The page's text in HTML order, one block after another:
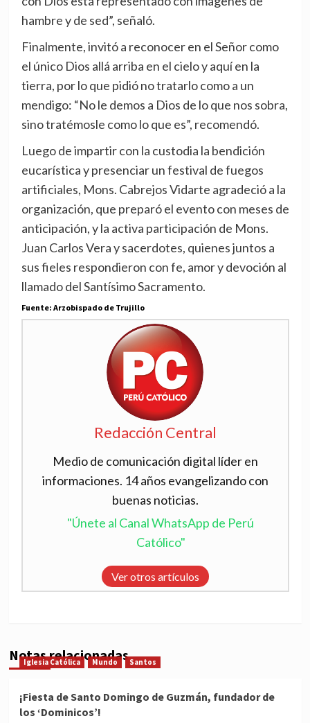
hambre y de sed”, señaló.
Finalmente, invitó a reconocer en el Señor como
el único Dios allá arriba en el cielo y aquí en la
tierra, por lo que pidió no tratarlo como a un
mendigo: “No le demos a Dios de lo que nos sobra,
sino tratémosle como lo que es”, recomendó.
Luego de impartir con la custodia la bendición
eucarística y presenciar un festival de fuegos
artificiales, Mons. Cabrejos Vidarte agradeció a la
organización, que preparó el evento con meses de
anticipación, y la activa participación de Mons.
Juan Carlos Vera y sacerdotes, quienes juntos a
sus fieles respondieron con fe, amor y devoción al
llamado del Santísimo Sacramento.
Fuente: Arzobispado de Trujillo
Redacción Central
Medio de comunicación digital líder en
informaciones. 14 años evangelizando con
buenas noticias.
"Únete al Canal WhatsApp de Perú
Católico"
Ver otros artículos
Notas relacionadas
Iglesia Católica Mundo Santos
¡Fiesta de Santo Domingo de Guzmán, fundador de
los ‘Dominicos’!